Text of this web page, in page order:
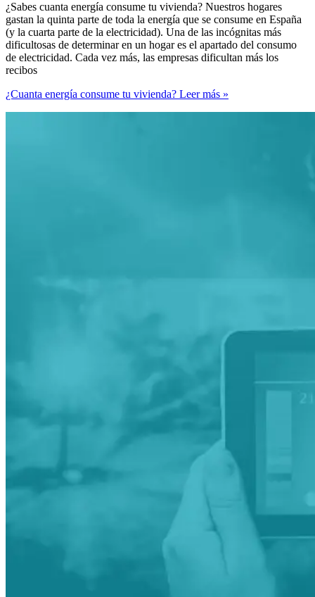
¿Sabes cuanta energía consume tu vivienda? Nuestros hogares
gastan la quinta parte de toda la energía que se consume en España
(y la cuarta parte de la electricidad). Una de las incógnitas más
dificultosas de determinar en un hogar es el apartado del consumo
de electricidad. Cada vez más, las empresas dificultan más los
recibos
¿Cuanta energía consume tu vivienda? Leer más »